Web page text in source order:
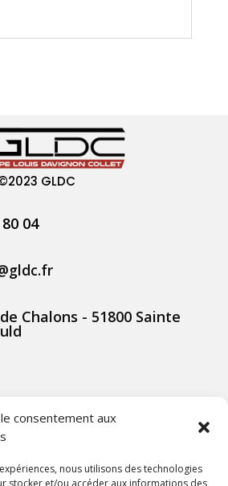
consentement aux
nous utilisons des technologies
stocker et/ou accéder aux informations des
GLDC
04
Chalons - 51800 Sainte